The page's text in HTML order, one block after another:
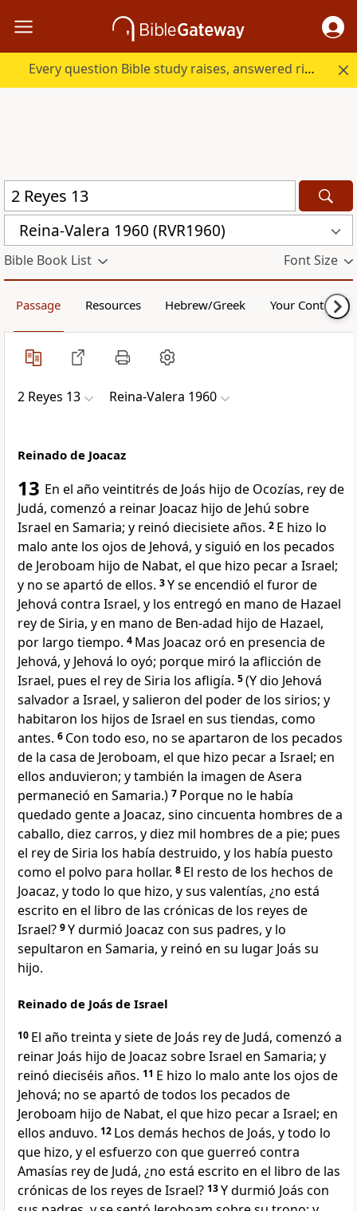
Every question Bible study raises, answered right here.
Reina-Valera 1960 (RVR1960)
Bible Book List Font Size
Passage Resources Hebrew/Greek Your Content
2 Reyes 13 Reina-Valera 1960
Reinado de Joacaz
13 En el año veintitrés de Joás hijo de Ocozías, rey de
Judá, comenzó a reinar Joacaz hijo de Jehú sobre
Israel en Samaria; y reinó diecisiete años. 2 E hizo lo
malo ante los ojos de Jehová, y siguió en los pecados
de Jeroboam hijo de Nabat, el que hizo pecar a Israel;
y no se apartó de ellos. 3Y se encendió el furor de
Jehová contra Israel, y los entregó en mano de Hazael
rey de Siria, y en mano de Ben-adad hijo de Hazael,
por largo tiempo. 4 Mas Joacaz oró en presencia de
Jehová, y Jehová lo oyó; porque miró la aflicción de
Israel, pues el rey de Siria los afligía. 5(Y dio Jehová
salvador a Israel, y salieron del poder de los sirios; y
habitaron los hijos de Israel en sus tiendas, como
antes. 6 Con todo eso, no se apartaron de los pecados
de la casa de Jeroboam, el que hizo pecar a Israel; en
ellos anduvieron; y también la imagen de Asera
permaneció en Samaria.) 7 Porque no le había
quedado gente a Joacaz, sino cincuenta hombres de a
caballo, diez carros, y diez mil hombres de a pie; pues
el rey de Siria los había destruido, y los había puesto
como el polvo para hollar. 8 El resto de los hechos de
Joacaz, y todo lo que hizo, y sus valentías, ¿no está
escrito en el libro de las crónicas de los reyes de
Israel? 9Y durmió Joacaz con sus padres, y lo
sepultaron en Samaria, y reinó en su lugar Joás su
hijo.
Reinado de Joás de Israel
10 El año treinta y siete de Joás rey de Judá, comenzó a
reinar Joás hijo de Joacaz sobre Israel en Samaria; y
reinó dieciséis años. 11 E hizo lo malo ante los ojos de
Jehová; no se apartó de todos los pecados de
Jeroboam hijo de Nabat, el que hizo pecar a Israel; en
ellos anduvo. 12 Los demás hechos de Joás, y todo lo
que hizo, y el esfuerzo con que guerreó contra
Amasías rey de Judá, ¿no está escrito en el libro de las
crónicas de los reyes de Israel? 13Y durmió Joás con